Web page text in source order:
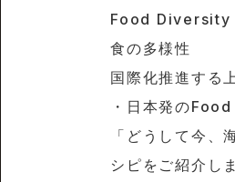
Food Diversity
食の多様性
国際化推進する
・日本発の
「どうして今
シピをご紹介し